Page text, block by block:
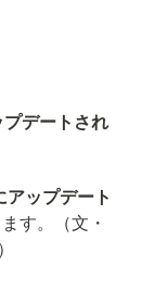
デートされ
ップデート
す。（文・